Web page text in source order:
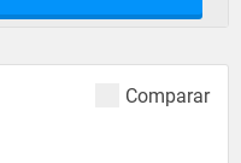
Comparar